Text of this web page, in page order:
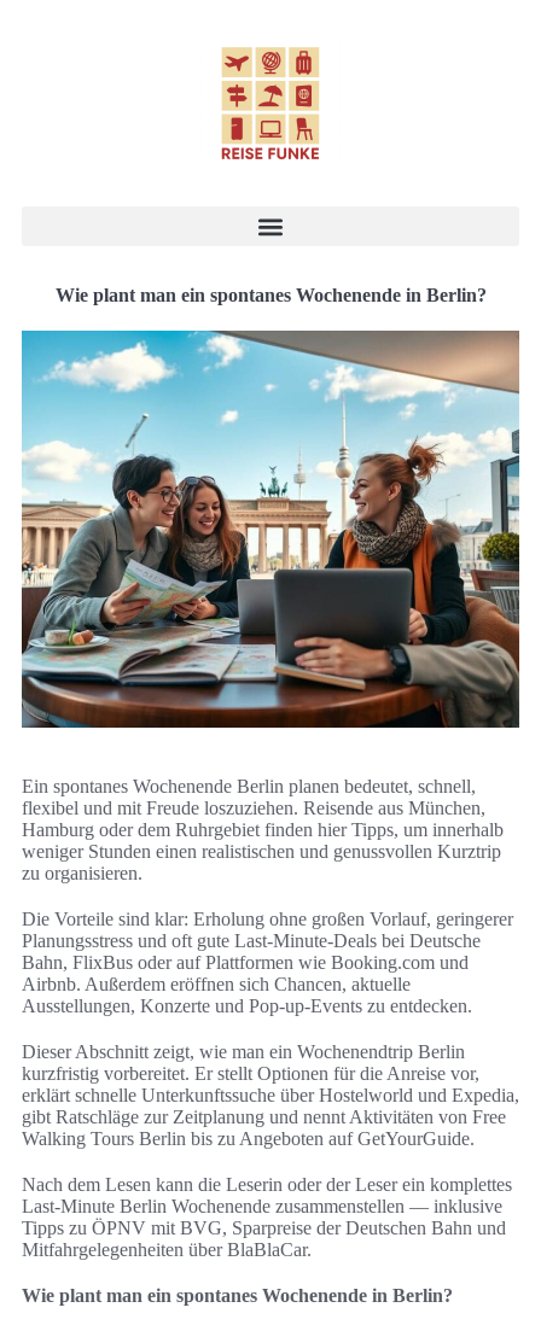
Wie plant man ein spontanes Wochenende in Berlin?
Ein spontanes Wochenende Berlin planen bedeutet, schnell,
flexibel und mit Freude loszuziehen. Reisende aus München,
Hamburg oder dem Ruhrgebiet finden hier Tipps, um innerhalb
weniger Stunden einen realistischen und genussvollen Kurztrip
zu organisieren.
Die Vorteile sind klar: Erholung ohne großen Vorlauf, geringerer
Planungsstress und oft gute Last-Minute-Deals bei Deutsche
Bahn, FlixBus oder auf Plattformen wie Booking.com und
Airbnb. Außerdem eröffnen sich Chancen, aktuelle
Ausstellungen, Konzerte und Pop-up-Events zu entdecken.
Dieser Abschnitt zeigt, wie man ein Wochenendtrip Berlin
kurzfristig vorbereitet. Er stellt Optionen für die Anreise vor,
erklärt schnelle Unterkunftssuche über Hostelworld und Expedia,
gibt Ratschläge zur Zeitplanung und nennt Aktivitäten von Free
Walking Tours Berlin bis zu Angeboten auf GetYourGuide.
Nach dem Lesen kann die Leserin oder der Leser ein komplettes
Last-Minute Berlin Wochenende zusammenstellen — inklusive
Tipps zu ÖPNV mit BVG, Sparpreise der Deutschen Bahn und
Mitfahrgelegenheiten über BlaBlaCar.
Wie plant man ein spontanes Wochenende in Berlin?